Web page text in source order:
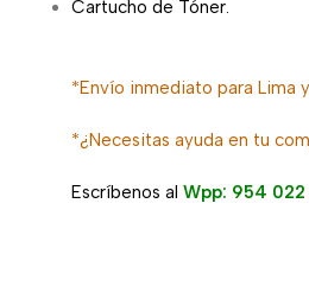
Cartucho de Tóner.
*Envío inmediato para Lima
*¿Necesitas ayuda en tu
Escríbenos al Wpp: 954